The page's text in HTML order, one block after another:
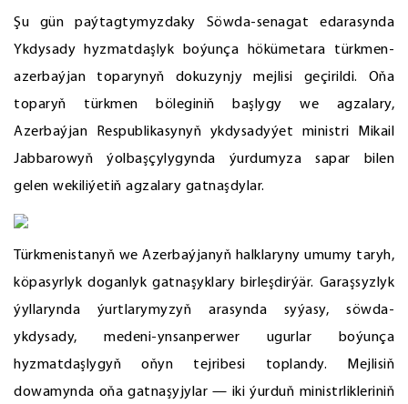
Şu gün paýtagtymyzdaky Söwda-senagat edarasynda
Ykdysady hyzmatdaşlyk boýunça hökümetara türkmen-
azerbaýjan toparynyň dokuzynjy mejlisi geçirildi. Oňa
toparyň türkmen böleginiň başlygy we agzalary,
Azerbaýjan Respublikasynyň ykdysadyýet ministri Mikail
Jabbarowyň ýolbaşçylygynda ýurdumyza sapar bilen
gelen wekiliýetiň agzalary gatnaşdylar.
Türkmenistanyň we Azerbaýjanyň halklaryny umumy taryh,
köpasyrlyk doganlyk gatnaşyklary birleşdirýär. Garaşsyzlyk
ýyllarynda ýurtlarymyzyň arasynda syýasy, söwda-
ykdysady, medeni-ynsanperwer ugurlar boýunça
hyzmatdaşlygyň oňyn tejribesi toplandy. Mejlisiň
dowamynda oňa gatnaşyjylar — iki ýurduň ministrlikleriniň